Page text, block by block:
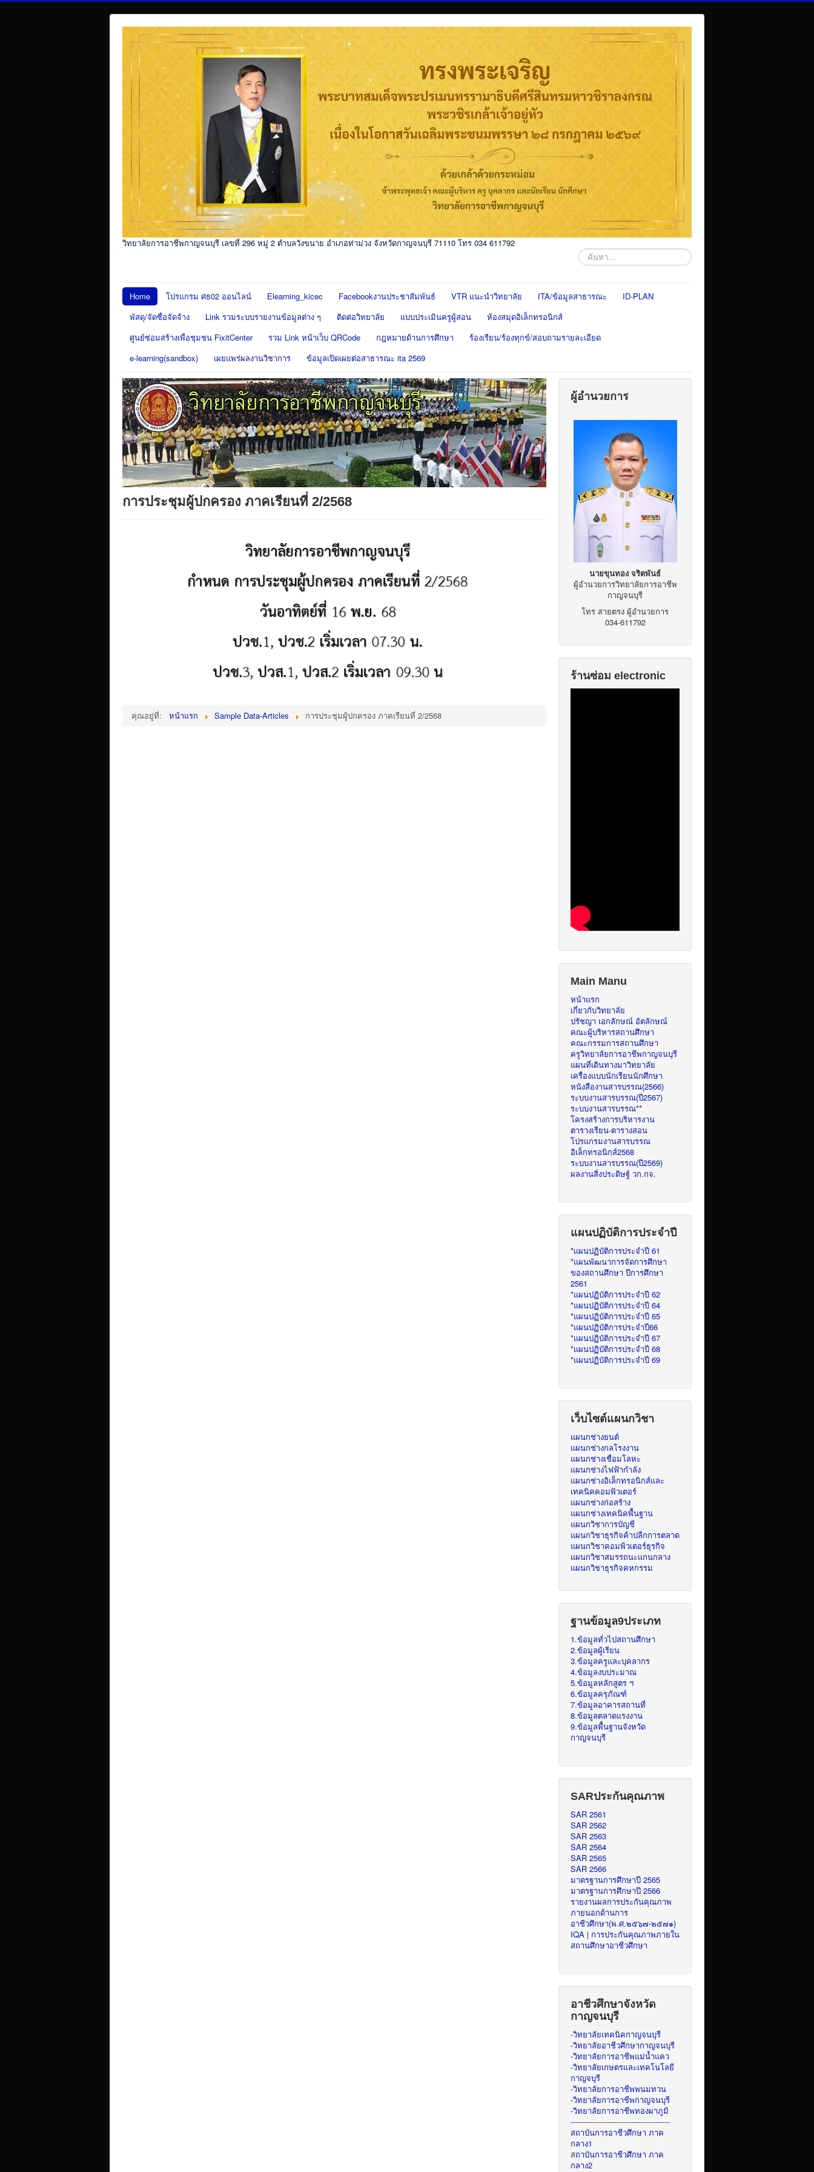
วิทยาลัยการอาชีพกาญจนบุรี เลขที่ 296 หมู่ 2 ตำบลวังขนาย อำเภอท่าม่วง จังหวัดกาญจนบุรี 71110 โทร 034 611792
ค้นหา...
Home โปรแกรม ศธ02 ออนไลน์ Elearning_kicec Facebookงานประชาสัมพันธ์ VTR แนะนำวิทยาลัย ITA/ข้อมูลสาธารณะ
ID-PLAN
พัสดุ/จัดซื่อจัดจ้าง
Link รวมระบบรายงานข้อมูลต่าง ๆ ติดต่อวิทยาลัย แบบประเมินครูผู้สอน
ห้องสมุดอิเล็กทรอนิกส์
ศูนย์ซ่อมสร้างเพื่อชุมชน FixitCenter
รวม Link หน้าเว็บ QRCode กฎหมายด้านการศึกษา
ร้องเรียน/ร้องทุกข์/สอบถามรายละเอียด
e-learning(sandbox)
เผยแพร่ผลงานวิชาการ ข้อมูลเปิดเผยต่อสาธารณะ ita 2569
การประชุมผู้ปกครอง ภาคเรียนที่ 2/2568
คุณอยู่ที่: หน้าแรก Sample Data-Articles การประชุมผู้ปกครอง ภาคเรียนที่ 2/2568
ผู้อำนวยการ
นายขุนทอง จริตพันธ์
ผู้อำนวยการวิทยาลัยการอาชีพ
กาญจนบุรี
โทร สายตรง ผู้อำนวยการ
034-611792
ร้านซ่อม electronic
Main Manu
หน้าแรก
เกี่ยวกับวิทยาลัย
ปรัชญา เอกลักษณ์ อัตลักษณ์
คณะผู้บริหารสถานศึกษา
คณะกรรมการสถานศึกษา
ครูวิทยาลัยการอาชีพกาญจนบุรี
แผนที่เดินทางมาวิทยาลัย
เครื่องแบบนักเรียนนักศึกษา
หนังสืองานสารบรรณ(2566)
ระบบงานสารบรรณ(ปี2567)
ระบบงานสารบรรณ**
โครงสร้างการบริหารงาน
ตารางเรียน-ตารางสอน
โปรแกรมงานสารบรรณ
อิเล็กทรอนิกส์2568
ระบบงานสารบรรณ(ปี2569)
ผลงานสิ่งประดิษฐ์ วก.กจ.
แผนปฏิบัติการประจำปี
*แผนปฏิบัติการประจำปี 61
*แผนพัฒนาการจัดการศึกษา
ของสถานศึกษา ปีการศึกษา
2561
*แผนปฏิบัติการประจำปี 62
*แผนปฏิบัติการประจำปี 64
*แผนปฏิบัติการประจำปี 65
*แผนปฏิบัติการประจำปี66
*แผนปฏิบัติการประจำปี 67
*แผนปฏิบัติการประจำปี 68
*แผนปฏิบัติการประจำปี 69
เว็บไซต์แผนกวิชา
แผนกช่างยนต์
แผนกช่างกลโรงงาน
แผนกช่างเชื่อมโลหะ
แผนกช่างไฟฟ้ากำลัง
แผนกช่างอิเล็กทรอนิกส์และ
เทคนิคคอมพิวเตอร์
แผนกช่างก่อสร้าง
แผนกช่างเทคนิคพื้นฐาน
แผนกวิชาการบัญชี
แผนกวิชาธุรกิจค้าปลีกการตลาด
แผนกวิชาคอมพิวเตอร์ธุรกิจ
แผนกวิชาสมรรถนะแกนกลาง
แผนกวิชาธุรกิจคหกรรม
ฐานข้อมูล9ประเภท
1.ข้อมูลทั่วไปสถานศึกษา
2.ข้อมูลผู้เรียน
3.ข้อมูลครูและบุคลากร
4.ข้อมูลงบประมาณ
5.ข้อมูลหลักสูตร ฯ
6.ข้อมูลครุภัณฑ์
7.ข้อมูลอาคารสถานที่
8.ข้อมูลตลาดแรงงาน
9.ข้อมูลพื้นฐานจังหวัด
กาญจนบุรี
SARประกันคุณภาพ
SAR 2561
SAR 2562
SAR 2563
SAR 2564
SAR 2565
SAR 2566
มาตรฐานการศึกษาปี 2565
มาตรฐานการศึกษาปี 2566
รายงานผลการประกันคุณภาพ
ภายนอกด้านการ
อาชีวศึกษา(พ.ศ.๒๕๖๗-๒๕๗๑)
IQA | การประกันคุณภาพภายใน
สถานศึกษาอาชีวศึกษา
อาชีวศึกษาจังหวัด
กาญจนบุรี
-วิทยาลัยเทคนิคกาญจนบุรี
-วิทยาลัยอาชีวศึกษากาญจนบุรี
-วิทยาลัยการอาชีพแม่น้ำแคว
-วิทยาลัยเกษตรและเทคโนโลยี
กาญจบุรี
-วิทยาลัยการอาชีพพนมทวน
-วิทยาลัยการอาชีพกาญจนบุรี
-วิทยาลัยการอาชีพทองผาภูมิ
-----------------------------------------
สถาบันการอาชีวศึกษา ภาค
กลาง1
สถาบันการอาชีวศึกษา ภาค
กลาง2